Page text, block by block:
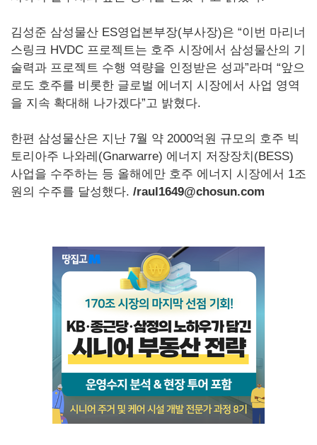
김성준 삼성물산 ES영업본부장(부사장)은 “이번 마리너
스링크 HVDC 프로젝트는 호주 시장에서 삼성물산의 기
술력과 프로젝트 수행 역량을 인정받은 성과”라며 “앞으
로도 호주를 비롯한 글로벌 에너지 시장에서 사업 영역
을 지속 확대해 나가겠다”고 밝혔다.
한편 삼성물산은 지난 7월 약 2000억원 규모의 호주 빅
토리아주 나와레(Gnarwarre) 에너지 저장장치(BESS)
사업을 수주하는 등 올해에만 호주 에너지 시장에서 1조
원의 수주를 달성했다. /raul1649@chosun.com